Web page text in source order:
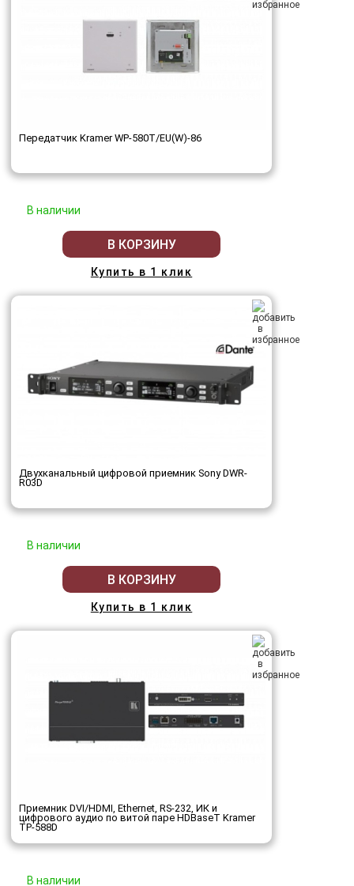
Передатчик Kramer WP-580T/EU(W)-86
В наличии
В КОРЗИНУ
Купить в 1 клик
Двухканальный цифровой приемник Sony DWR-
R03D
В наличии
В КОРЗИНУ
Купить в 1 клик
Приемник DVI/HDMI, Ethernet, RS-232, ИК и
цифрового аудио по витой паре HDBaseT Kramer
TP-588D
В наличии